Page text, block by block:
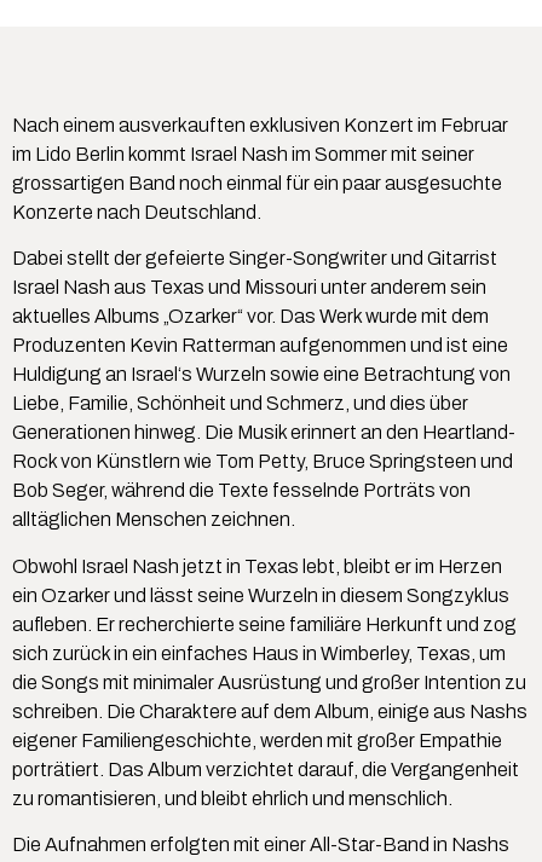
Nach einem ausverkauften exklusiven Konzert im Februar
im Lido Berlin kommt Israel Nash im Sommer mit seiner
grossartigen Band noch einmal für ein paar ausgesuchte
Konzerte nach Deutschland.
Dabei stellt der gefeierte Singer-Songwriter und Gitarrist
Israel Nash aus Texas und Missouri unter anderem sein
aktuelles Albums „Ozarker“ vor. Das Werk wurde mit dem
Produzenten Kevin Ratterman aufgenommen und ist eine
Huldigung an Israel‘s Wurzeln sowie eine Betrachtung von
Liebe, Familie, Schönheit und Schmerz, und dies über
Generationen hinweg. Die Musik erinnert an den Heartland-
Rock von Künstlern wie Tom Petty, Bruce Springsteen und
Bob Seger, während die Texte fesselnde Porträts von
alltäglichen Menschen zeichnen.
Obwohl Israel Nash jetzt in Texas lebt, bleibt er im Herzen
ein Ozarker und lässt seine Wurzeln in diesem Songzyklus
aufleben. Er recherchierte seine familiäre Herkunft und zog
sich zurück in ein einfaches Haus in Wimberley, Texas, um
die Songs mit minimaler Ausrüstung und großer Intention zu
schreiben. Die Charaktere auf dem Album, einige aus Nashs
eigener Familiengeschichte, werden mit großer Empathie
porträtiert. Das Album verzichtet darauf, die Vergangenheit
zu romantisieren, und bleibt ehrlich und menschlich.
Die Aufnahmen erfolgten mit einer All-Star-Band in Nashs